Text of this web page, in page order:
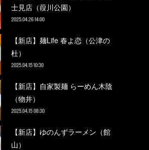
士見店（葭川公園）
2025.04.26 14:00
【新店】麺Life 春よ恋（公津の
杜）
2025.04.15 10:30
【新店】自家製麺 らーめん木陰
（物井）
2025.04.15 08:30
【新店】ゆのんずラーメン（館
山）